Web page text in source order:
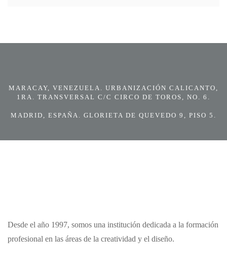
MARACAY, VENEZUELA. URBANIZACIÓN CALICANTO,
1RA. TRANSVERSAL C/C CIRCO DE TOROS, NO. 6.
MADRID, ESPAÑA. GLORIETA DE QUEVEDO 9, PISO 5.
Desde el año 1997, somos una institución dedicada a la formación
profesional en las áreas de la creatividad y el diseño.